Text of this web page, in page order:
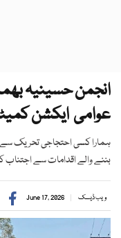
انجمن حسینیہ
عوامی ایکشن
ہمارا کسی احتجاجی تحریک سے
بننے والے اقدامات سے اجتناب
ویب ڈیسک June 17, 2026